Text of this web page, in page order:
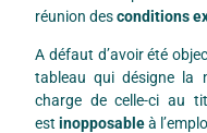
réunion desconditions
A défaut d’avoir été
tableau qui désigne la
charge de celle-ci au
estinopposableà